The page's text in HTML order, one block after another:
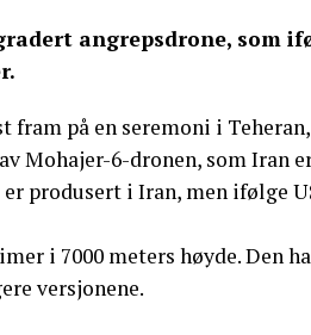
angrepsdrone, som
fram på en seremoni i
Mohajer-6-dronen, som Iran
produsert i Iran, men ifølge
i 7000 meters høyde. Den
versjonene.